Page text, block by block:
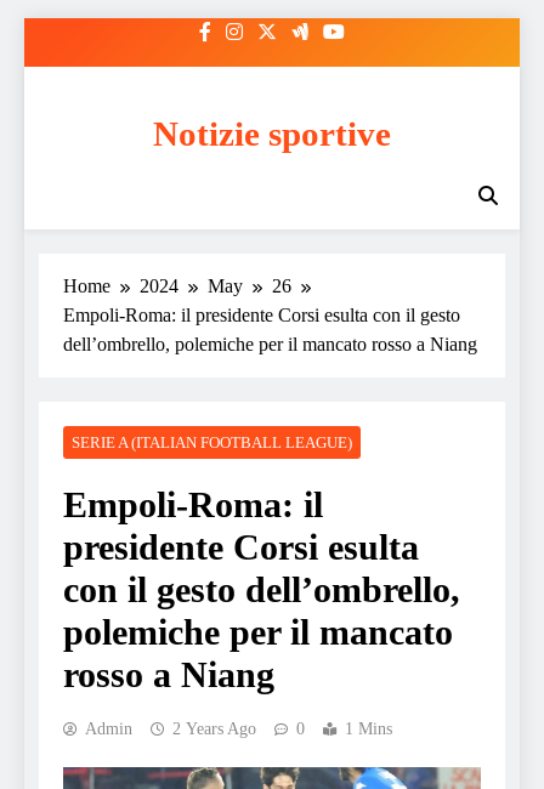
Notizie sportive
Home 2024 May
26
Empoli-Roma: il presidente Corsi esulta con il gesto
dell’ombrello, polemiche per il mancato rosso a Niang
SERIE A (ITALIAN FOOTBALL LEAGUE)
Empoli-Roma: il
presidente Corsi esulta
con il gesto dell’ombrello,
polemiche per il mancato
rosso a Niang
Admin 2 Years Ago 0 1 Mins